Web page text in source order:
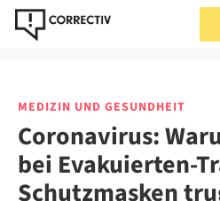
MEDIZIN UND GESUNDHEIT
Coronavirus:
bei Evakuierten-
Schutzmasken